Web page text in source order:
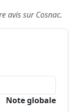
avis sur Cosnac.
Note globale